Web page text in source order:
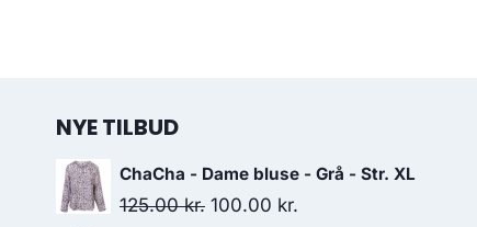
NYE TILBUD
ChaCha - Dame bluse - Grå - Str. XL
125.00kr. Original
100.00 kr.